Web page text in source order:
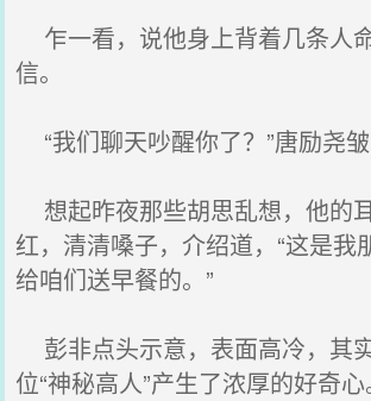
乍一看，说他身上背着几条人
信。
“我们聊天吵醒你了？”唐励尧皱
想起昨夜那些胡思乱想，他的
红，清清嗓子，介绍道，“这是我
给咱们送早餐的。”
彭非点头示意，表面高冷，其
位“神秘高人”产生了浓厚的好奇心